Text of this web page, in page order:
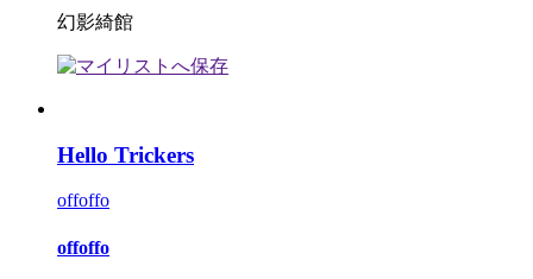
幻影綺館
Hello Trickers
offoffo
offoffo